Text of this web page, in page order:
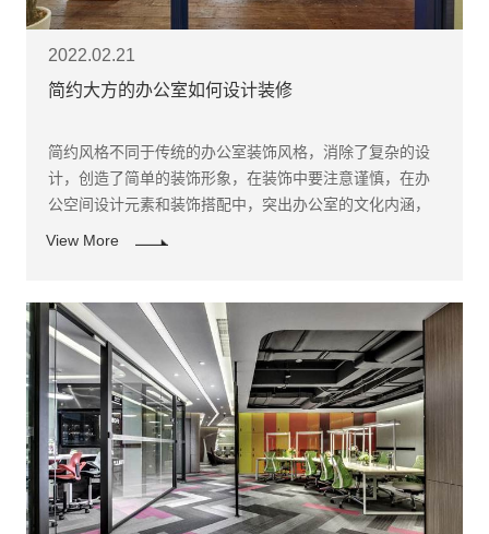
2022.02.21
简约大方的办公室如何设计装修
​简约风格不同于传统的办公室装饰风格，消除了复杂的设
计，创造了简单的装饰形象，在装饰中要注意谨慎，在办
公空间设计元素和装饰搭配中，突出办公室的文化内涵，
使整个空间简单而不简单。简单的办公室注意细节装饰，
View More